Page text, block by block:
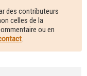
des contributeurs
celles de la
ou en
.